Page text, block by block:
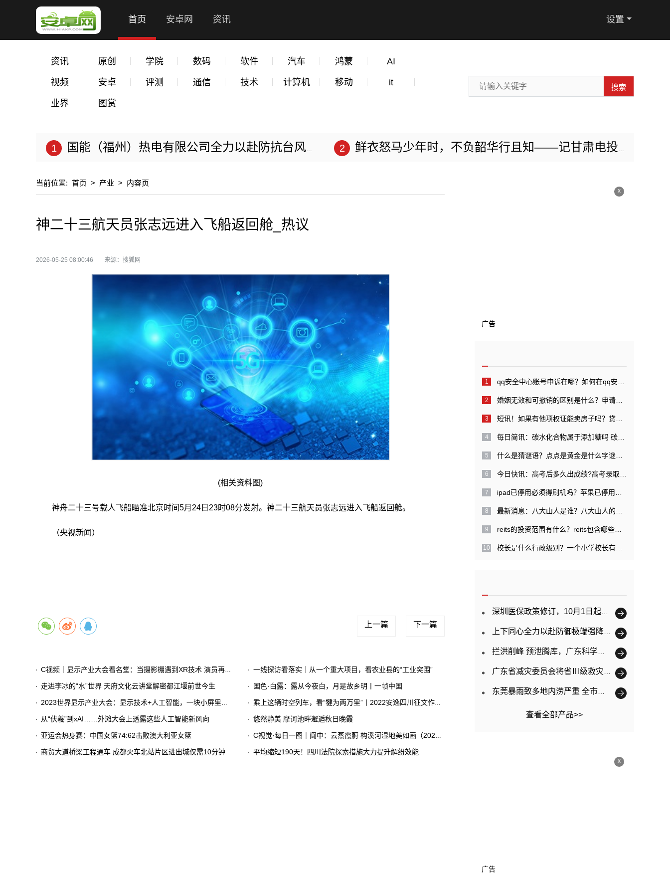
首页 安卓网 资讯 设置
资讯 原创 学院 数码 软件 汽车 鸿蒙 AI
视频 安卓 评测 通信 技术 计算机 移动 it
业界 图赏
搜索
国能（福州）热电有限公司全力以赴防抗台风“苏拉” 鲜衣怒马少年时，不负韶华行且知——记甘肃电投张掖电厂扩建项目部李特
当前位置: 首页 > 产业 > 内容页
神二十三航天员张志远进入飞船返回舱_热议
2026-05-25 08:00:46 来源：搜狐网
(相关资料图)
神舟二十三号载人飞船瞄准北京时间5月24日23时08分发射。神二十三航天员张志远进入飞船返回舱。
（央视新闻）
上一篇 下一篇
C视频｜显示产业大会看名堂：当摄影棚遇到XR技术 演员再也不用凭想象力演戏了 一线探访看落实｜从一个重大项目，看农业县的“工业突围”
走进李冰的“水”世界 天府文化云讲堂解密都江堰前世今生 国色·白露：露从今夜白，月是故乡明丨一帧中国
2023世界显示产业大会：显示技术+人工智能，一块小屏里看见大世界 乘上这辆时空列车，看“犍为两万里”丨2022安逸四川征文作品赏①
从“伏羲”到xAI……外滩大会上透露这些人工智能新风向 悠然静美 摩诃池畔邂逅秋日晚霞
亚运会热身赛：中国女篮74:62击败澳大利亚女篮 C视觉·每日一图｜阆中：云蒸霞蔚 构溪河湿地美如画（2023年8月30日）
商贸大道桥梁工程通车 成都火车北站片区进出城仅需10分钟 平均缩短190天！四川法院探索措施大力提升解纷效能
x
广告
深圳医保政策修订，10月1日起正式实施
上下同心全力以赴防御极端强降雨 广东已提前转移超11万人
拦洪削峰 预泄腾库，广东科学调度防御韩江洪水
广东省减灾委员会将省Ⅲ级救灾应急响应提升为Ⅱ级
东莞暴雨致多地内涝严重 全市已转移3563人
查看全部产品>>
x
广告